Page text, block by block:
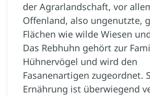
der Agrarlandschaft, vor
Offenland, also ungenutzte,
Flächen wie wilde Wiesen
Das Rebhuhn gehört zur
Hühnervögel und wird den
Fasanenartigen zugeordnet.
Ernährung ist überwiegend